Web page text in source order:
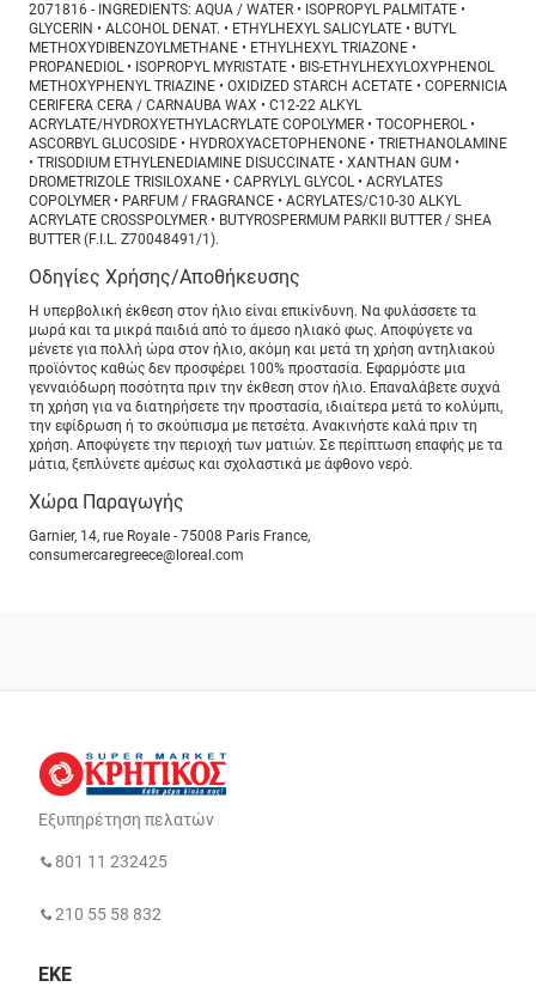
2071816 - INGREDIENTS: AQUA / WATER • ISOPROPYL PALMITATE •
GLYCERIN • ALCOHOL DENAT. • ETHYLHEXYL SALICYLATE • BUTYL
METHOXYDIBENZOYLMETHANE • ETHYLHEXYL TRIAZONE •
PROPANEDIOL • ISOPROPYL MYRISTATE • BIS-ETHYLHEXYLOXYPHENOL
METHOXYPHENYL TRIAZINE • OXIDIZED STARCH ACETATE • COPERNICIA
CERIFERA CERA / CARNAUBA WAX • C12-22 ALKYL
ACRYLATE/HYDROXYETHYLACRYLATE COPOLYMER • TOCOPHEROL •
ASCORBYL GLUCOSIDE • HYDROXYACETOPHENONE • TRIETHANOLAMINE
• TRISODIUM ETHYLENEDIAMINE DISUCCINATE • XANTHAN GUM •
DROMETRIZOLE TRISILOXANE • CAPRYLYL GLYCOL • ACRYLATES
COPOLYMER • PARFUM / FRAGRANCE • ACRYLATES/C10-30 ALKYL
ACRYLATE CROSSPOLYMER • BUTYROSPERMUM PARKII BUTTER / SHEA
BUTTER (F.I.L. Z70048491/1).
Οδηγίες Χρήσης/Αποθήκευσης
Η υπερβολική έκθεση στον ήλιο είναι επικίνδυνη. Να φυλάσσετε τα
μωρά και τα μικρά παιδιά από το άμεσο ηλιακό φως. Αποφύγετε να
μένετε για πολλή ώρα στον ήλιο, ακόμη και μετά τη χρήση αντηλιακού
προϊόντος καθώς δεν προσφέρει 100% προστασία. Εφαρμόστε μια
γενναιόδωρη ποσότητα πριν την έκθεση στον ήλιο. Επαναλάβετε συχνά
τη χρήση για να διατηρήσετε την προστασία, ιδιαίτερα μετά το κολύμπι,
την εφίδρωση ή το σκούπισμα με πετσέτα. Ανακινήστε καλά πριν τη
χρήση. Αποφύγετε την περιοχή των ματιών. Σε περίπτωση επαφής με τα
μάτια, ξεπλύνετε αμέσως και σχολαστικά με άφθονο νερό.
Χώρα Παραγωγής
Garnier, 14, rue Royale - 75008 Paris France,
consumercaregreece@loreal.com
Εξυπηρέτηση πελατών
801 11 232425
210 55 58 832
ΕΚΕ